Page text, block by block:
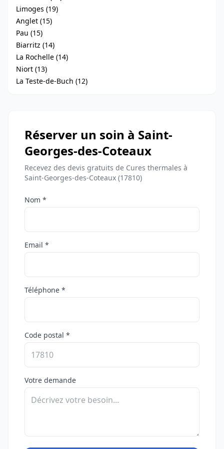
Limoges (19)
Anglet (15)
Pau (15)
Biarritz (14)
La Rochelle (14)
Niort (13)
La Teste-de-Buch (12)
Réserver un soin à Saint-
Georges-des-Coteaux
Recevez des devis gratuits de Cures thermales à
Saint-Georges-des-Coteaux (17810)
Nom *
Email *
Téléphone *
Code postal *
Votre demande